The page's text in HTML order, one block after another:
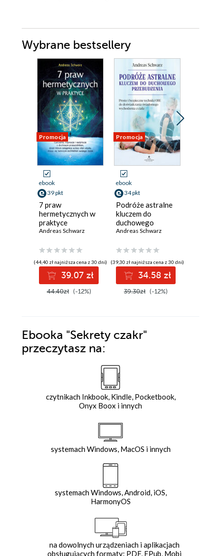
Wybrane bestsellery
Promocja
ebook
39 pkt
7 praw
hermetycznych w
praktyce
Andreas Schwarz
(44,40 zł najniższa cena z 30 dni)
39.07 zł
44.40zł (-12%)
Promocja
ebook
34 pkt
Podróże astralne
kluczem do
duchowego
przebudzenia
Andreas Schwarz
(39,30 zł najniższa cena z 30 dni)
34.58 zł
39.30zł (-12%)
Ebooka "Sekrety czakr"
przeczytasz na:
czytnikach Inkbook, Kindle, Pocketbook,
Onyx Boox i innych
systemach Windows, MacOS i innych
systemach Windows, Android, iOS,
HarmonyOS
na dowolnych urządzeniach i aplikacjach
obsługujących formaty: PDF, EPub, Mobi